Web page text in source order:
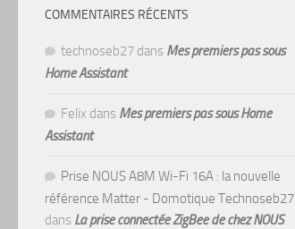
COMMENTAIRES RÉCENTS
technoseb27 dans Mes premiers pas sous
Home Assistant
Felix dans Mes premiers pas sous Home
Assistant
Prise NOUS A8M Wi-Fi 16A : la nouvelle
référence Matter - Domotique Technoseb27
dans La prise connectée ZigBee de chez NOUS